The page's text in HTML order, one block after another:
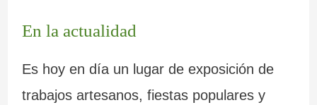
En la actualidad
Es hoy en día un lugar de exposición de
trabajos artesanos, fiestas populares y